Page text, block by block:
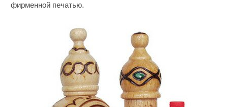
фирменной печатью.